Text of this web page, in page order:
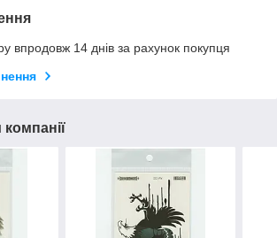
впродовж 14 днів за рахунок покупця
компанії